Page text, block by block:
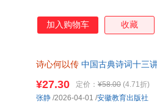
加入购物车 收藏
诗心何以传 中国古典诗词十三
¥27.30 定价： ¥58.00 (4.71折)
张静 /2026-04-01 /安徽教育出版社